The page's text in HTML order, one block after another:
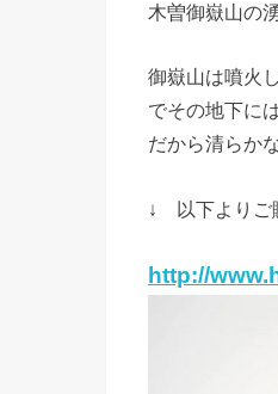
木曽御嶽山の
御嶽山は噴火
でその地下に
だから清らか
↓ 以下よりご
http://